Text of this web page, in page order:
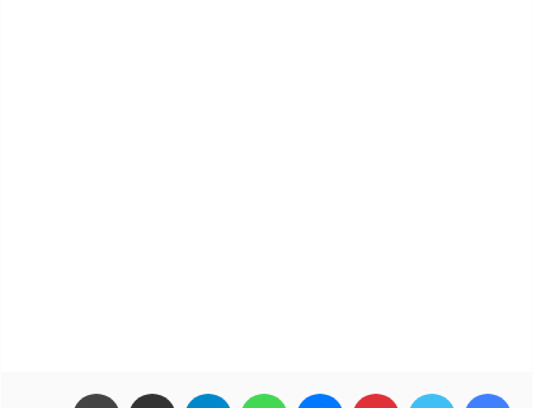
فيسبوك تويتر بينتيريست ماسنجر واتساب تيلقرام مشاركة عبر البريد